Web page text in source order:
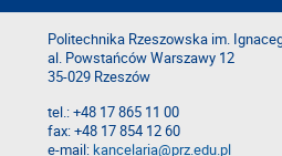
Politechnika Rzeszowska im.
al. Powstańców Warszawy 12
35-029 Rzeszów
tel.: +48 17 865 11 00
fax: +48 17 854 12 60
e-mail:kancelaria@prz.edu.pl